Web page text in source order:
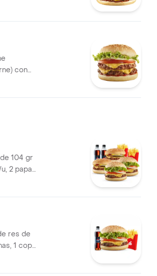
frito
con
104 gr
2 papas
res de
1 copa